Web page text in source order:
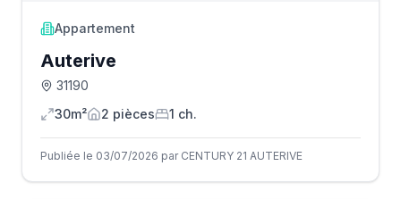
Appartement
Auterive
31190
30m²
2 pièces 1 ch.
Publiée le 03/07/2026 par CENTURY 21 AUTERIVE